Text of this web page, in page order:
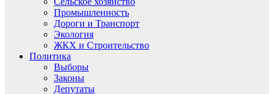
Промышленность
Дороги и Транспорт
Экология
ЖКХ и Строительство
Политика
Выборы
Законы
Депутаты